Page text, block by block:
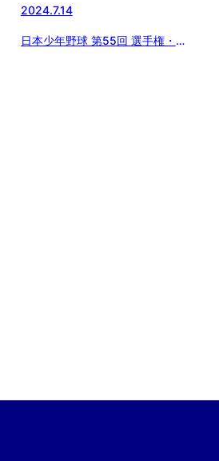
2024.7.14
日本少年野球 第55回 選手権・第